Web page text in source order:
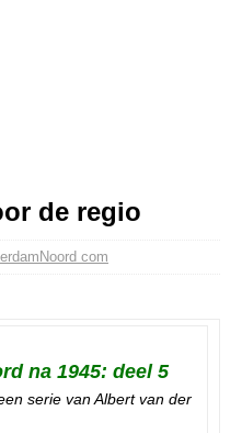
de regio
com
na 1945: deel 5
serie van Albert van der